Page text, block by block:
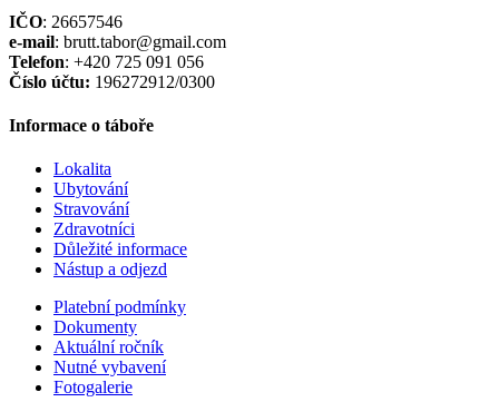
IČO: 26657546
e-mail: brutt.tabor@gmail.com
Telefon: +420 725 091 056
Číslo účtu: 196272912/0300
Informace o táboře
Lokalita
Ubytování
Stravování
Zdravotníci
Důležité informace
Nástup a odjezd
Platební podmínky
Dokumenty
Aktuální ročník
Nutné vybavení
Fotogalerie